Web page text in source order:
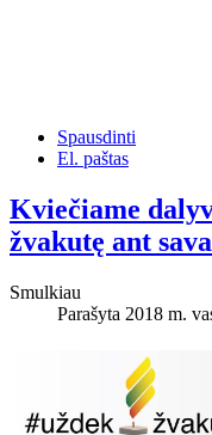
Spausdinti
El. paštas
Kviečiame
žvakutę ant
Smulkiau
Parašyta 2018 m.